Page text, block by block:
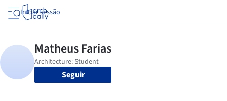
Iniciar sessão
Seguir